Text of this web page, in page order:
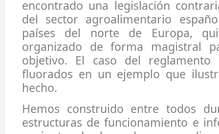
encontrado una legislación
del sector agroalimentario
países del norte de Europa,
organizado de forma magistral
objetivo. El caso del reglamento
fluorados en un ejemplo que
hecho.
Hemos construido entre todos
estructuras de funcionamiento e